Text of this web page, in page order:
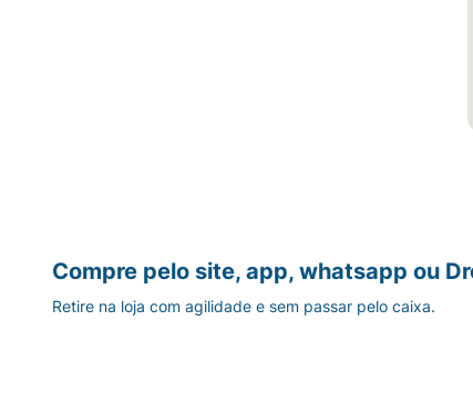
Compre pelo site, app, whatsapp ou
Retire na loja com agilidade e sem passar pelo caixa.